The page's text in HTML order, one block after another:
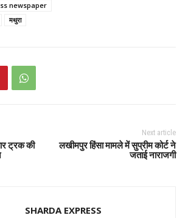
newspaper
मथुरा
ट्रक की
Next article
लखीमपुर हिंसा मामले में सुप्रीम कोर्ट ने
जताई नाराजगी
SHARDA EXPRESS